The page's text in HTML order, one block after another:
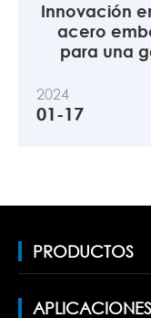
Innovación
acero
para una
2024
01-17
PRODUCTOS
APLICACIONES